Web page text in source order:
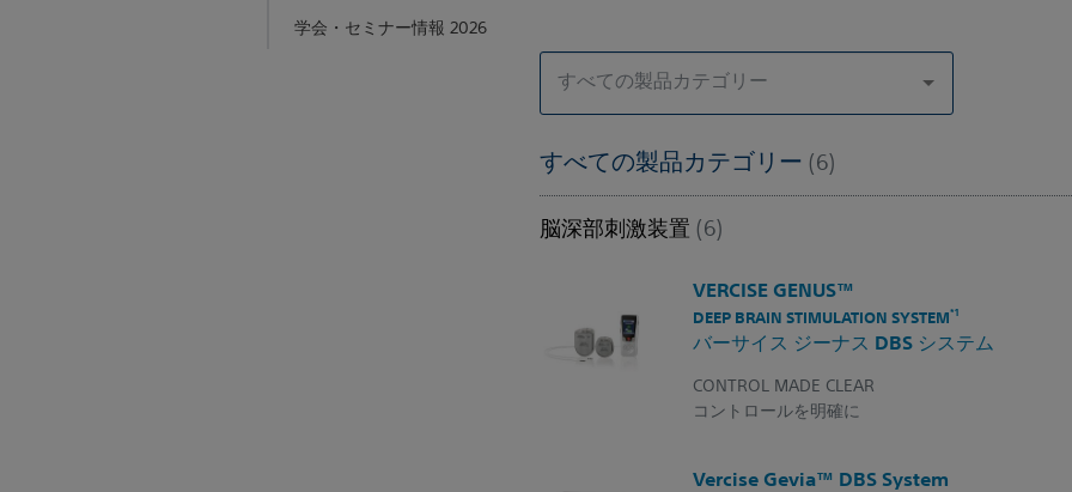
学会・セミナー情報 2026
すべての製品カテゴリー
すべての製品カテゴリー (6)
脳深部刺激装置 (6)
VERCISE GENUS™
DEEP BRAIN STIMULATION SYSTEM*1
バーサイス ジーナス DBS システム
CONTROL MADE CLEAR
コントロールを明確に
Vercise Gevia™ DBS System